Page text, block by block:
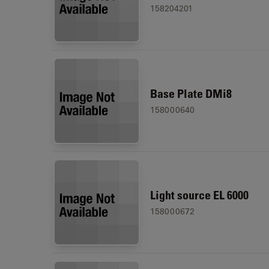
158204201
Base Plate DMi8
158000640
Light source EL 6000
158000672